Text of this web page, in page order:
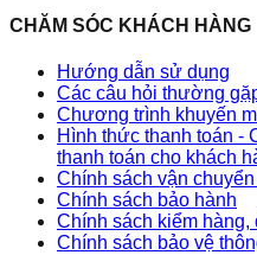
CHĂM SÓC KHÁCH HÀNG
Hướng dẫn sử dụng
Các câu hỏi thường
Chương trình khuyến
Hình thức thanh toán -
thanh toán cho khách
Chính sách vận
Chính sách bảo hành
Chính sách kiểm hàng,
Chính sách bảo vệ